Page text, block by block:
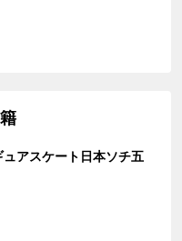
アスケート日本ソチ五